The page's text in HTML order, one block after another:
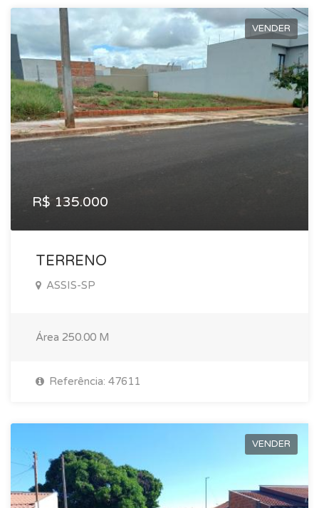
VENDER
R$ 135.000
TERRENO
ASSIS-SP
Área 250.00 M
Referência: 47611
VENDER